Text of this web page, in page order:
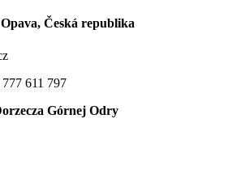
Česká republika
611 797
Górnej Odry